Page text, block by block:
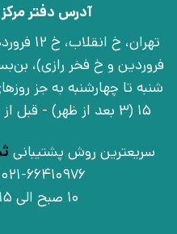
آدرس دفتر
15 (3 بعد از ظهر) - قبل از تشریف آوردن تماس بگیرید
سریعترین روش پشتیبانی
021-66410976 | 09030925756
10 صبح الی 15 (3 بعد از ظهر)